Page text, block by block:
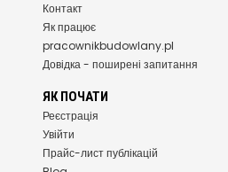
Контакт
Як працює
pracownikbudowlany.pl
Довідка - поширені запитання
ЯК ПОЧАТИ
Реєстрація
Увійти
Прайс-лист публікацій